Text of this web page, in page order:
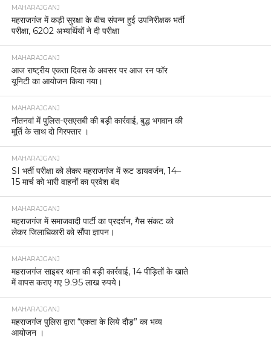
MAHARAJGANJ
महराजगंज में कड़ी सुरक्षा के बीच संपन्न हुई उपनिरीक्षक भर्ती
परीक्षा, 6202 अभ्यर्थियों ने दी परीक्षा
MAHARAJGANJ
आज राष्ट्रीय एकता दिवस के अवसर पर आज रन फॉर
यूनिटी का आयोजन किया गया।
MAHARAJGANJ
नौतनवां में पुलिस-एसएसबी की बड़ी कार्रवाई, बुद्ध भगवान की
मूर्ति के साथ दो गिरफ्तार ।
MAHARAJGANJ
SI भर्ती परीक्षा को लेकर महराजगंज में रूट डायवर्जन, 14–
15 मार्च को भारी वाहनों का प्रवेश बंद
MAHARAJGANJ
महराजगंज में समाजवादी पार्टी का प्रदर्शन, गैस संकट को
लेकर जिलाधिकारी को सौंपा ज्ञापन।
MAHARAJGANJ
महराजगंज साइबर थाना की बड़ी कार्रवाई, 14 पीड़ितों के खाते
में वापस कराए गए 9.95 लाख रुपये।
MAHARAJGANJ
महराजगंज पुलिस द्वारा “एकता के लिये दौड़” का भव्य
आयोजन ।